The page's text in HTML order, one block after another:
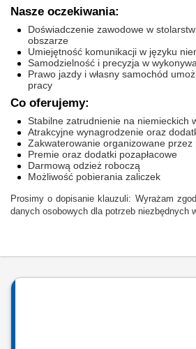
Nasze oczekiwania:
Doświadczenie zawodowe w
obszarze
Umiejętność komunikacji w języku
Samodzielność i precyzja w
Prawo jazdy i własny samochód
pracy
Co oferujemy:
Stabilne zatrudnienie na niemieckich
Atrakcyjne wynagrodzenie oraz
Zakwaterowanie organizowane przez
Premie oraz dodatki pozapłacowe
Darmową odzież roboczą
Możliwość pobierania zaliczek
Prosimy o dopisanie klauzuli: Wyrażam
danych osobowych dla potrzeb niezbędnych